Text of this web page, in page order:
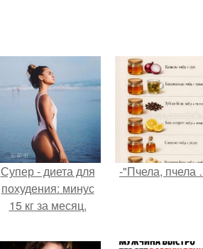
Супер - диета для
похудения: минус
15 кг за месяц.
-"Пчела, пчела